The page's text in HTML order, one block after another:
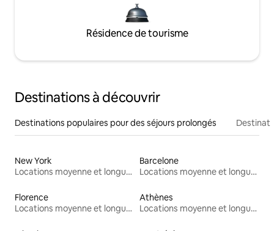
Résidence de tourisme
Destinations à découvrir
Destinations populaires pour des séjours prolongés
New York
Locations moyenne et longue durée
Barcelone
Locations moyenne et longue durée
Florence
Locations moyenne et longue durée
Athènes
Locations moyenne et longue durée